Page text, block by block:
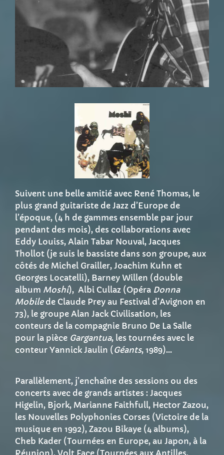
Suivent une belle amitié avec René Thomas, le
plus grand guitariste de Jazz d’Europe de
l’époque, (4 h de gammes ensemble par jour
pendant des mois), des collaborations avec
Eddy Louiss, Alain Tabar Nouval, Jacques
Thollot (je suis le bassiste dans son groupe, aux
côtés de Michel Grailler, Joachim Kuhn et
Georges Locatelli), Barney Willen (double
album Moshi), Albi Cullaz (Opéra Donna
Mobilede Claude Prey au Festival d’Avignon en
73), le groupe Alan Jack Civilisation, les
conteurs de la compagnie Bruno De La Salle
pour la pièce Gargantua, les tournées avec le
conteur Yannick Jaulin ( Géants, 1989)…
Parallèlement, j’enchaîne des sessions ou des
concerts avec de grands artistes : Jacques
Higelin, Bjork, Marianne Faithfull, Hector Zazou,
les Nouvelles Polyphonies Corses (Victoire de la
musique en 1992), Zazou Bikaye (4 albums),
Cheb Kader (Tournées en Europe, au Japon, à la
Réunion), Volt Face (Tournées aux Antilles,